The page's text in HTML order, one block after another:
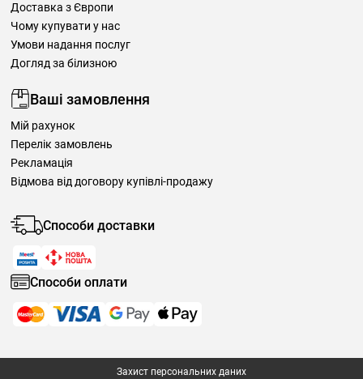
Доставка з Європи
Чому купувати у нас
Умови надання послуг
Догляд за білизною
Ваші замовлення
Мій рахунок
Перелік замовлень
Рекламація
Відмова від договору купівлі-продажу
Способи доставки
Способи оплати
Захист персональних даних